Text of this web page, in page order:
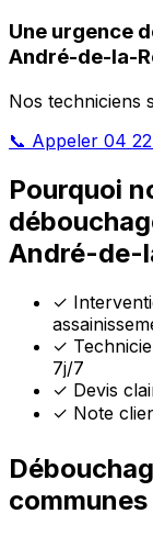
Une urgence
André-de-la-
Nos techniciens
📞 Appeler 04
Pourquoi
André-de-
✓
✓
7j/7
✓ Devis
✓ Note